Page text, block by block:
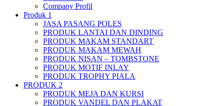
Company Profil
Produk 1
JASA PASANG POLES
PRODUK LANTAI DAN DINDING
PRODUK MAKAM STANDART
PRODUK MAKAM MEWAH
PRODUK NISAN – TOMBSTONE
PRODUK MOTIF INLAY
PRODUK TROPHY PIALA
PRODUK 2
PRODUK MEJA DAN KURSI
PRODUK VANDEL DAN PLAKAT